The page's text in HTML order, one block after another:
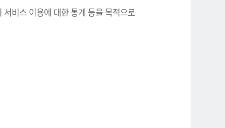
비스 이용에 대한 통계 등을 목적으로